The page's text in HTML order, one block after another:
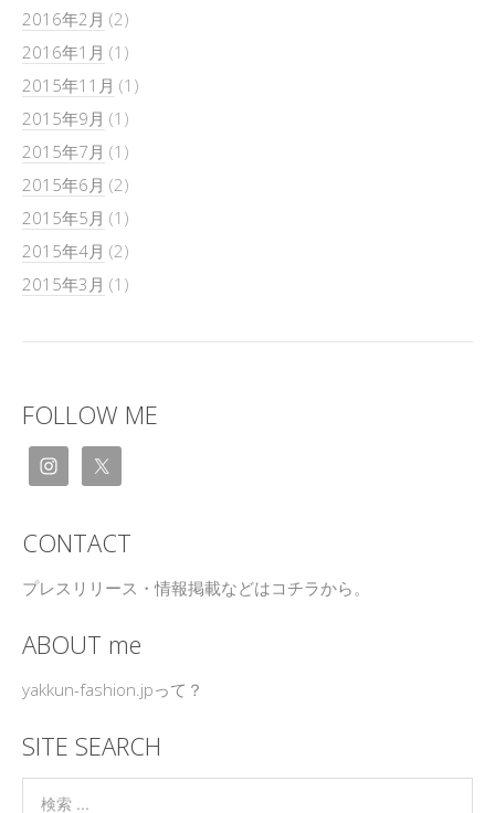
2016年2月 (2)
2016年1月 (1)
2015年11月 (1)
2015年9月 (1)
2015年7月 (1)
2015年6月 (2)
2015年5月 (1)
2015年4月 (2)
2015年3月 (1)
FOLLOW ME
CONTACT
プレスリリース・情報掲載などはコチラから。
ABOUT me
yakkun-fashion.jpって？
SITE SEARCH